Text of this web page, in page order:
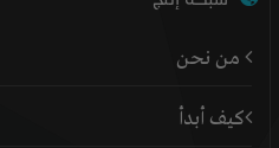
من نحن
كيف أبدأ